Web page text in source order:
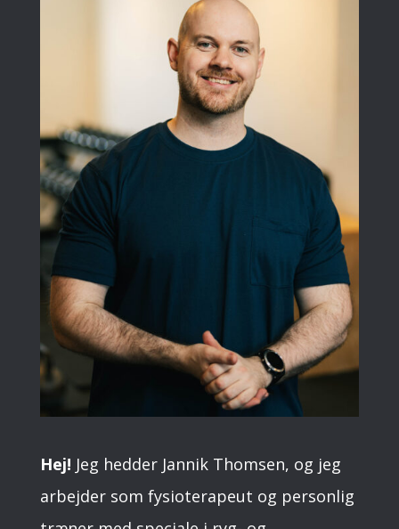
Hej! Jeg hedder Jannik Thomsen, og jeg
arbejder som fysioterapeut og personlig